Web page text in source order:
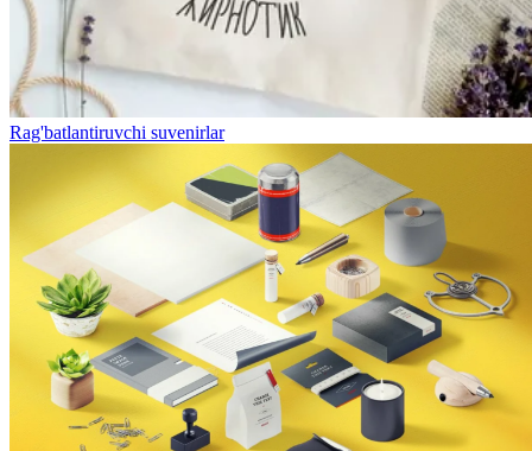
Rag'batlantiruvchi suvenirlar